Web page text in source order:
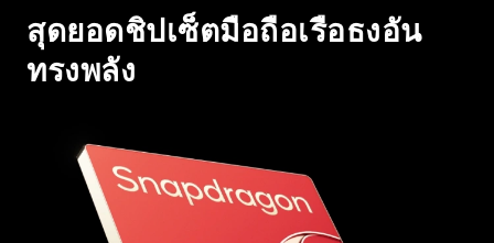
สุดยอดชิปเซ็ตมือถือเรือธงอัน
ทรงพลัง